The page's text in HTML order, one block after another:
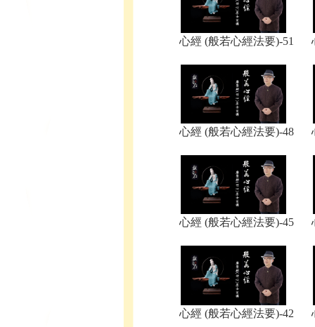
心經 (般若心經法要)-51
心經 (般若心經法要)-48
心經 (般若心經法要)-45
心經 (般若心經法要)-42